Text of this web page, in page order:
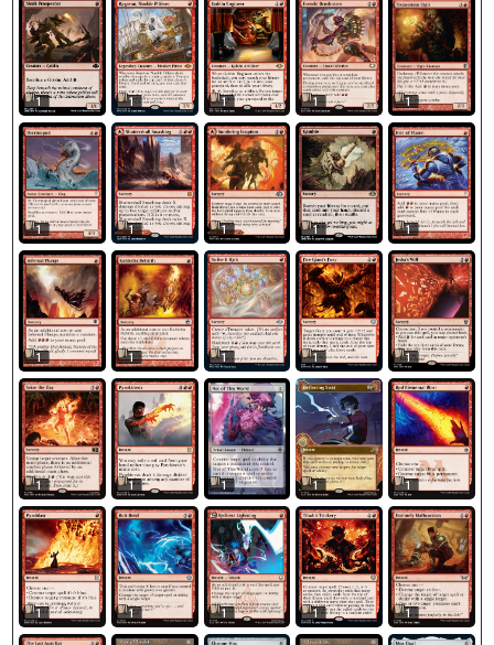
1 1 1 1 1
1 1 1 1 1
1 1 1 1 1
1 1 1 1 1
1 1 1 1 1